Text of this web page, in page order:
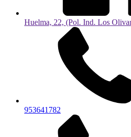
Huelma, 22, (Pol. Ind. Los
953641782